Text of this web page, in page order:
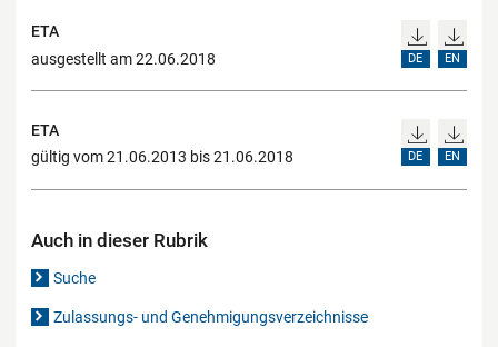
ETA
ausgestellt am 22.06.2018
DE EN
ETA
gültig vom 21.06.2013 bis 21.06.2018
DE EN
Auch in dieser Rubrik
Suche
Zulassungs- und Genehmigungsverzeichnisse